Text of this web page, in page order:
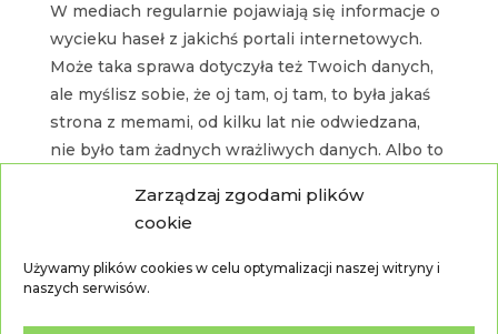
Zarządzaj zgodami plików
cookie
Używamy plików cookies w celu optymalizacji naszej witryny i
naszych serwisów.
W mediach regularnie pojawiają się informacje o
wycieku haseł z jakichś portali internetowych.
Może taka sprawa dotyczyła też Twoich danych,
ale myślisz sobie, że oj tam, oj tam, to była jakaś
strona z memami, od kilku lat nie odwiedzana,
nie było tam żadnych wrażliwych danych. Albo to
informacje na Twój temat, jakie stamtąd
wyciekną, to informacja o tym, że lubisz trampki i
jaki masz rozmiar buta. No okej, może taki wyciek
danych nie zniszczy Ci życia i kariery tak, jak